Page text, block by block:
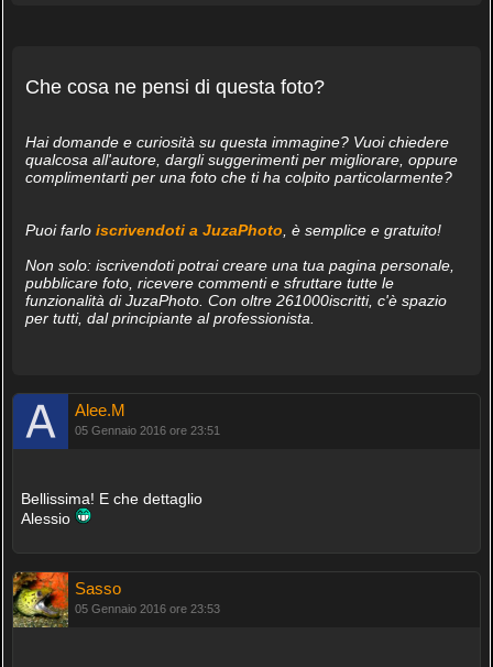
Che cosa ne pensi di questa foto?
Hai domande e curiosità su questa immagine? Vuoi chiedere
qualcosa all'autore, dargli suggerimenti per migliorare, oppure
complimentarti per una foto che ti ha colpito particolarmente?
Puoi farlo iscrivendoti a JuzaPhoto , è semplice e gratuito!
Non solo: iscrivendoti potrai creare una tua pagina personale,
pubblicare foto, ricevere commenti e sfruttare tutte le
funzionalità di JuzaPhoto. Con oltre 261000iscritti, c'è spazio
per tutti, dal principiante al professionista.
Alee.M
05 Gennaio 2016 ore 23:51
Bellissima! E che dettaglio
Alessio
Sasso
05 Gennaio 2016 ore 23:53